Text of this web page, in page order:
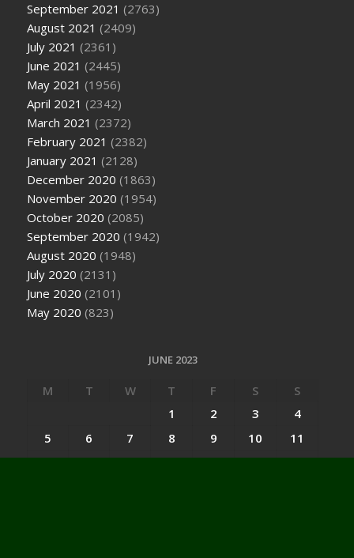
September 2021 (2763)
August 2021 (2409)
July 2021 (2361)
June 2021 (2445)
May 2021 (1956)
April 2021 (2342)
March 2021 (2372)
February 2021 (2382)
January 2021 (2128)
December 2020 (1863)
November 2020 (1954)
October 2020 (2085)
September 2020 (1942)
August 2020 (1948)
July 2020 (2131)
June 2020 (2101)
May 2020 (823)
JUNE 2023
M T W T F S
S
1
2 3
4
5
6 7 8 9 10
11
12
13 14 15 16 17
18